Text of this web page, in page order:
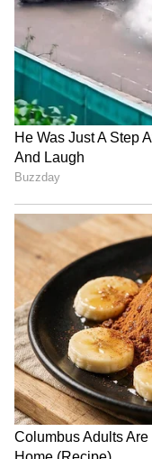
7
Image Credit :Getty
ಸಾಲದ ಬಾಧೆಯಿದ್ದರೆ